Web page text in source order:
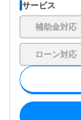
サービス
補助金対応
ローン対応